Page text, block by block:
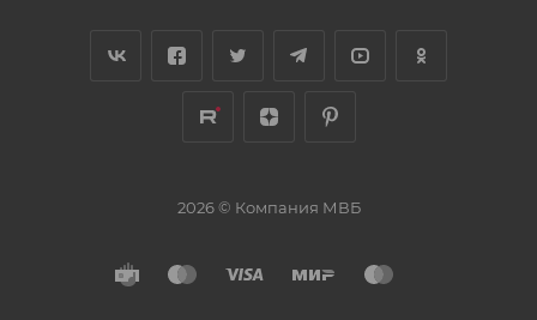
2026 © Компания МВБ